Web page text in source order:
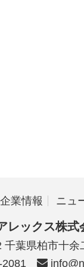
企業情報 ニュ
レックス株式
千葉県柏市十余
2081